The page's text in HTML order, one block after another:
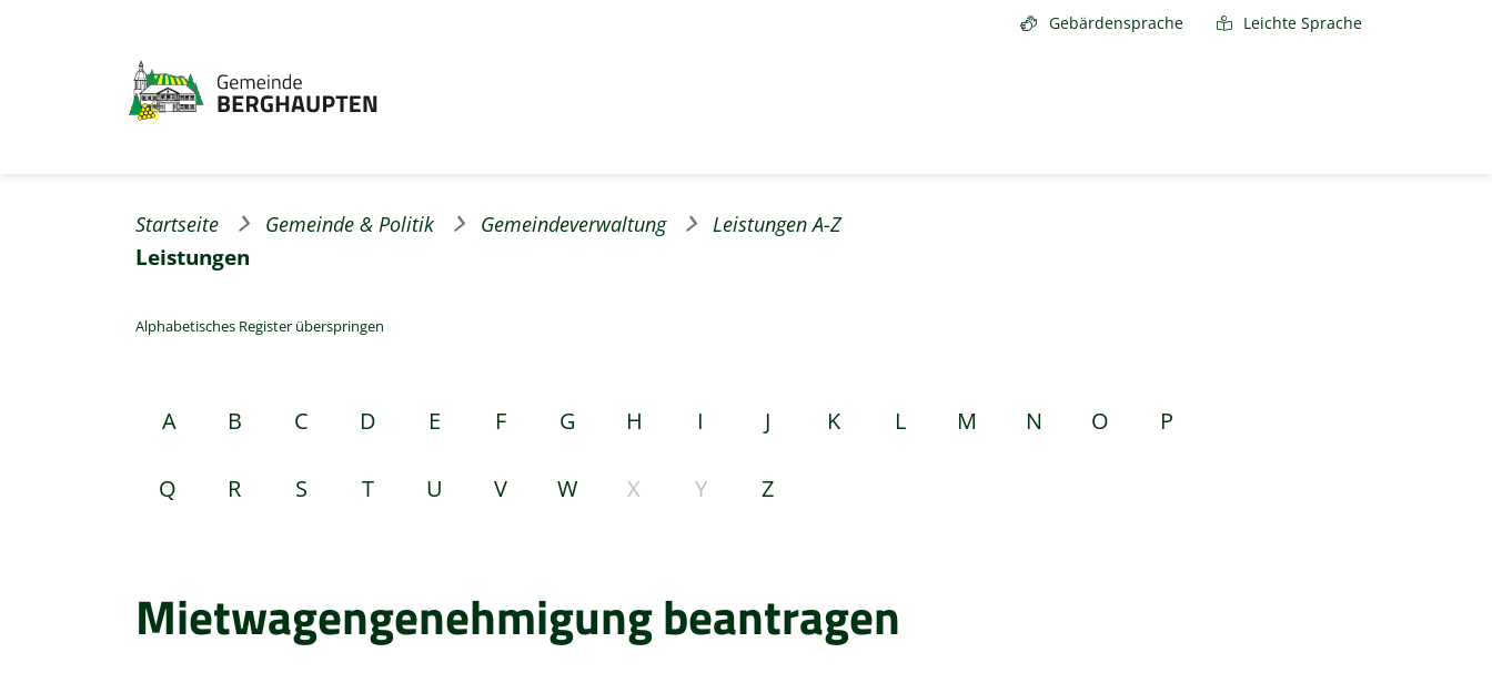
Gebärdensprache Leichte Sprache
Startseite Gemeinde & Politik Gemeindeverwaltung Leistungen A-Z
Leistungen
Alphabetisches Register überspringen
A B C D E F G H I J K L M N O P
Q R S T U V W X Y Z
Mietwagengenehmigung beantragen